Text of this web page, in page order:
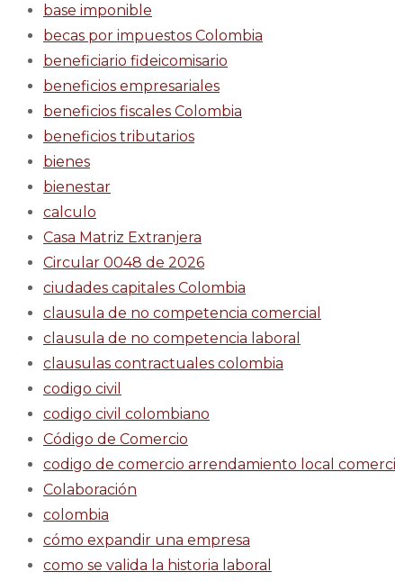
base imponible
becas por impuestos Colombia
beneficiario fideicomisario
beneficios empresariales
beneficios fiscales Colombia
beneficios tributarios
bienes
bienestar
calculo
Casa Matriz Extranjera
Circular 0048 de 2026
ciudades capitales Colombia
clausula de no competencia comercial
clausula de no competencia laboral
clausulas contractuales colombia
codigo civil
codigo civil colombiano
Código de Comercio
codigo de comercio arrendamiento local
Colaboración
colombia
cómo expandir una empresa
como se valida la historia laboral